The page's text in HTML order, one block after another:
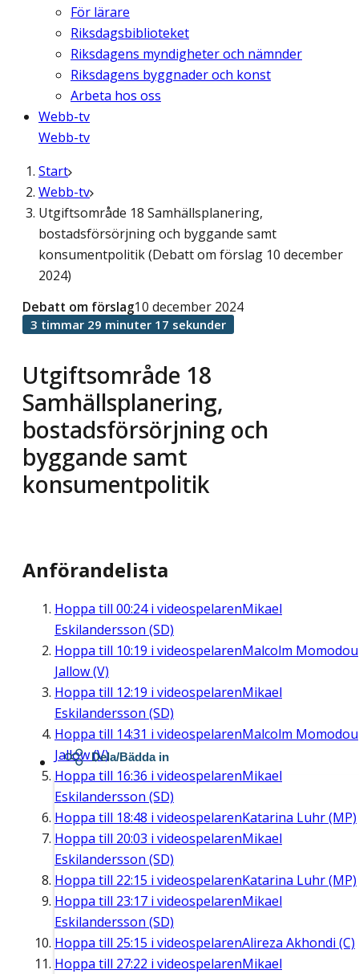
För lärare
Riksdagsbiblioteket
Riksdagens myndigheter och nämnder
Riksdagens byggnader och konst
Arbeta hos oss
Webb-tv
Webb-tv
Start
Webb-tv
Utgiftsområde 18 Samhällsplanering,
bostadsförsörjning och byggande samt
konsumentpolitik (Debatt om förslag 10 december
2024)
Utgiftsområde 18
Samhällsplanering,
bostadsförsörjning och
byggande samt
konsumentpolitik
Debatt om förslag10 december 2024
3 timmar 29 minuter 17 sekunder
Anförandelista
Hoppa till 00:24i videospelarenMikael
Eskilandersson (SD)
Hoppa till 10:19 i videospelarenMalcolm Momodou
Jallow (V)
Hoppa till 12:19 i videospelarenMikael
Eskilandersson (SD)
Hoppa till 14:31 i videospelarenMalcolm Momodou
Jallow (V)
Hoppa till 16:36 i videospelarenMikael
Eskilandersson (SD)
Hoppa till 18:48 i videospelarenKatarina Luhr (MP)
Hoppa till 20:03 i videospelarenMikael
Eskilandersson (SD)
Hoppa till 22:15 i videospelarenKatarina Luhr (MP)
Hoppa till 23:17 i videospelarenMikael
Eskilandersson (SD)
Hoppa till 25:15 i videospelarenAlireza Akhondi (C)
Hoppa till 27:22 i videospelarenMikael
Dela/Bädda in